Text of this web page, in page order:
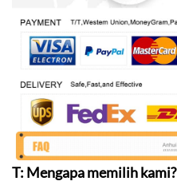
T: Mengapa memilih kami?